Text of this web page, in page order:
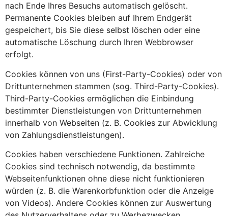
nach Ende Ihres Besuchs automatisch gelöscht.
Permanente Cookies bleiben auf Ihrem Endgerät
gespeichert, bis Sie diese selbst löschen oder eine
automatische Löschung durch Ihren Webbrowser
erfolgt.
Cookies können von uns (First-Party-Cookies) oder von
Drittunternehmen stammen (sog. Third-Party-Cookies).
Third-Party-Cookies ermöglichen die Einbindung
bestimmter Dienstleistungen von Drittunternehmen
innerhalb von Webseiten (z. B. Cookies zur Abwicklung
von Zahlungsdienstleistungen).
Cookies haben verschiedene Funktionen. Zahlreiche
Cookies sind technisch notwendig, da bestimmte
Webseitenfunktionen ohne diese nicht funktionieren
würden (z. B. die Warenkorbfunktion oder die Anzeige
von Videos). Andere Cookies können zur Auswertung